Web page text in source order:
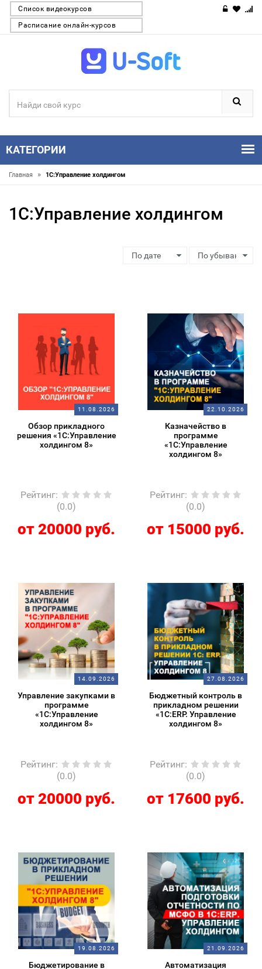
Список видеокурсов
Расписание онлайн-курсов
КАТЕГОРИИ
Главная » 1С:Управление холдингом
1С:Управление холдингом
11.08.2026
Обзор прикладного
решения «1С:Управление
холдингом 8»
Рейтинг:
(0.0)
от 20000 руб.
22.10.2026
Казначейство в
программе
«1С:Управление
холдингом 8»
Рейтинг:
(0.0)
от 15000 руб.
14.09.2026
Управление закупками в
программе
«1С:Управление
холдингом 8»
Рейтинг:
(0.0)
от 20000 руб.
27.08.2026
Бюджетный контроль в
прикладном решении
«1С:ERP. Управление
холдингом 8»
Рейтинг:
(0.0)
от 17600 руб.
19.08.2026
Бюджетирование в
21.09.2026
Автоматизация